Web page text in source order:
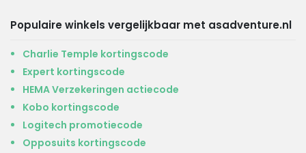
Populaire winkels vergelijkbaar met asadventure.nl
Charlie Temple kortingscode
Expert kortingscode
HEMA Verzekeringen actiecode
Kobo kortingscode
Logitech promotiecode
Opposuits kortingscode